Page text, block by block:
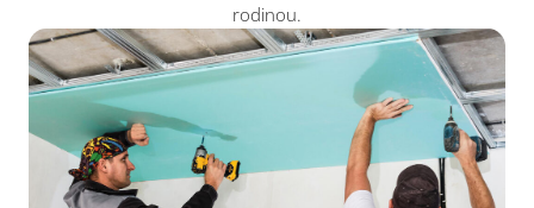
rodinou.